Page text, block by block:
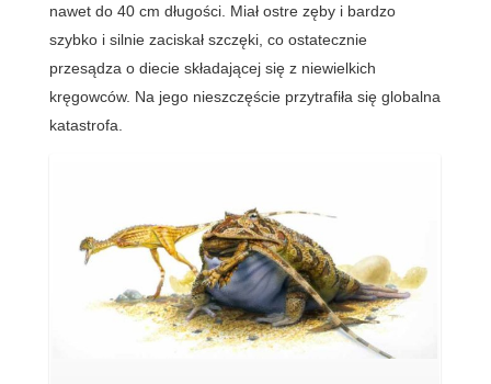
nawet do 40 cm długości. Miał ostre zęby i bardzo
szybko i silnie zaciskał szczęki, co ostatecznie
przesądza o diecie składającej się z niewielkich
kręgowców. Na jego nieszczęście przytrafiła się globalna
katastrofa.